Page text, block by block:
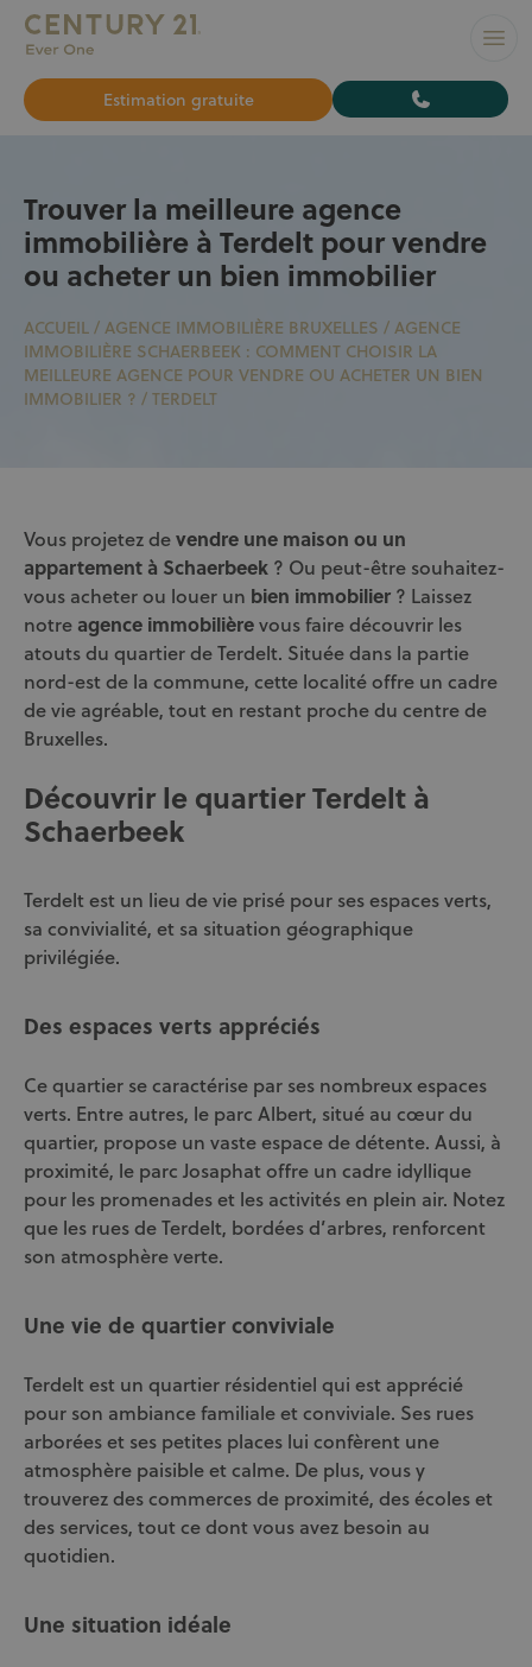
L’AGENCE N°1 À BRUXELLES pour vendre ou louer
Estimation gratuite
Trouver la meilleure agence
immobilière à Terdelt pour vendre
ou acheter un bien immobilier
ACCUEIL / AGENCE IMMOBILIÈRE BRUXELLES / AGENCE
IMMOBILIÈRE SCHAERBEEK : COMMENT CHOISIR LA
MEILLEURE AGENCE POUR VENDRE OU ACHETER UN BIEN
IMMOBILIER ? / TERDELT
Vous projetez devendre une maison ou un
appartement à Schaerbeek ? Ou peut-être souhaitez-
vous acheter ou louer un bien immobilier ? Laissez
notre agence immobilièrevous faire découvrir les
atouts du quartier de Terdelt. Située dans la partie
nord-est de la commune, cette localité offre un cadre
de vie agréable, tout en restant proche du centre de
Bruxelles.
Découvrir le quartier Terdelt à
Schaerbeek
Terdelt est un lieu de vie prisé pour ses espaces verts,
sa convivialité, et sa situation géographique
privilégiée.
Des espaces verts appréciés
Ce quartier se caractérise par ses nombreux espaces
verts. Entre autres, le parc Albert, situé au cœur du
quartier, propose un vaste espace de détente. Aussi, à
proximité, le parc Josaphat offre un cadre idyllique
pour les promenades et les activités en plein air. Notez
que les rues de Terdelt, bordées d’arbres, renforcent
son atmosphère verte.
Une vie de quartier conviviale
Terdelt est un quartier résidentiel qui est apprécié
pour son ambiance familiale et conviviale. Ses rues
arborées et ses petites places lui confèrent une
atmosphère paisible et calme. De plus, vous y
trouverez des commerces de proximité, des écoles et
des services, tout ce dont vous avez besoin au
quotidien.
Une situation idéale